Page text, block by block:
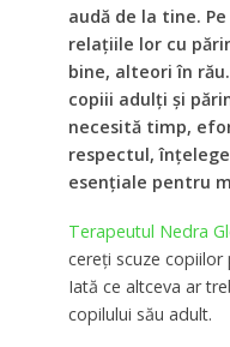
audă de la tine.
relațiile lor cu
bine, alteori în
copiii adulți și
necesită timp,
respectul,
esențiale pentru
Terapeutul Nedra
cereți scuze copiilor
Iată ce altceva ar
copilului său adult.